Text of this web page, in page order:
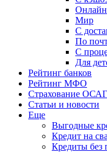
Онлайн
Мир
С
По
С
Для
Рейтинг банков
Рейтинг МФО
Страхование
Статьи и новости
Еще
Выгодные
Кредит на
Кредиты без